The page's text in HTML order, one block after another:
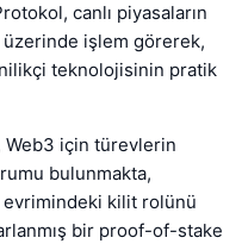
canlı piyasaların
üzerinde işlem görerek,
teknolojisinin pratik
Web3 için türevlerin
bulunmakta,
evrimindeki kilit rolünü
bir proof-of-stake